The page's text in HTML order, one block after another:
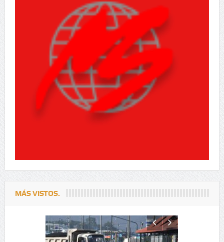
MÁS VISTOS.